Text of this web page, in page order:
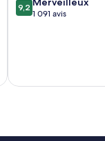
sur
9,2
1 091 avis